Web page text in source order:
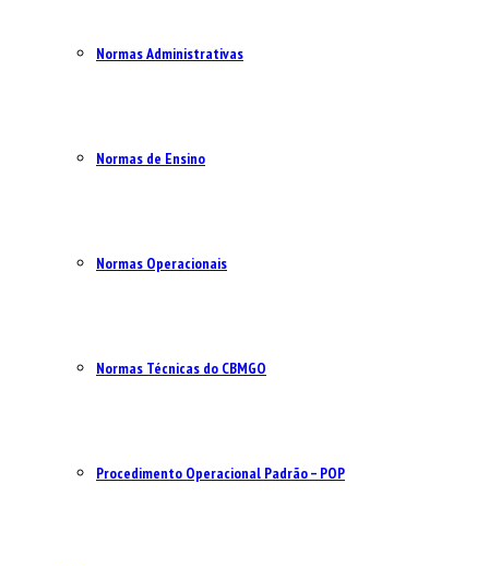
Normas Administrativas
Normas de Ensino
Normas Operacionais
Normas Técnicas do CBMGO
Procedimento Operacional Padrão – POP